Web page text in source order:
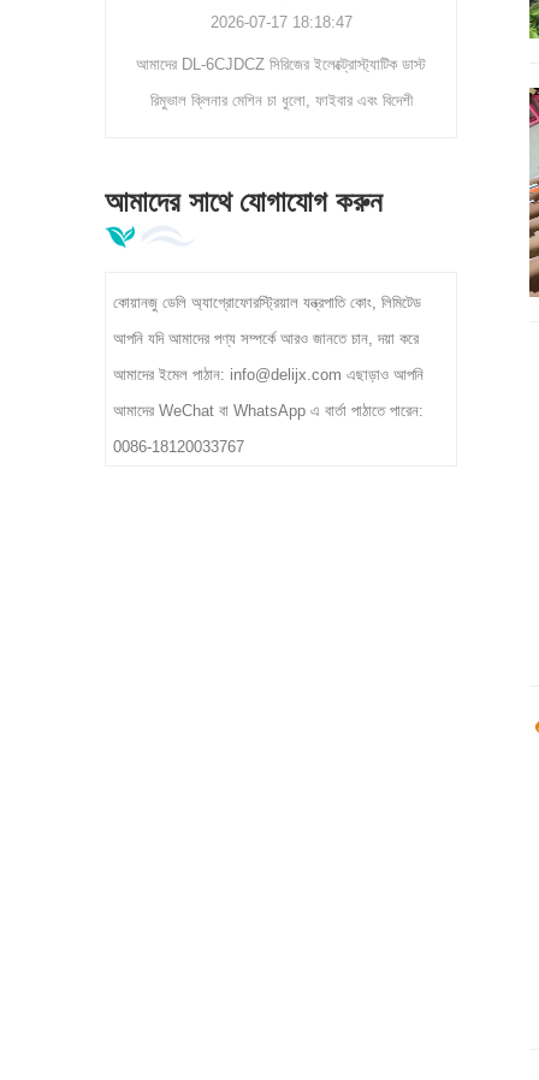
2026-07-17 18:18:47
আমাদের DL-6CJDCZ সিরিজের ইলেক্ট্রোস্ট্যাটিক ডাস্ট
রিমুভাল ক্লিনার মেশিন চা ধুলো, ফাইবার এবং বিদেশী
ক্ষমতা, 380V শিল্প ভোল্টেজ, চা প্রাথমিক প্রক্রিয়াকরণ
কারখানার জন্য আদর্শ সমর্থন করে।
2026-07-
কীভাবে খাদ্য-গ্রেড ম্যাচা
সামঞ্জস্যপূর্ণ সূক্ষ্মতা,
প্রক্রিয়াকরণ সহ বড় আকারের
তা
আমাদের সাথে যোগাযোগ করুন
কোয়ানজু ডেলি অ্যাগ্রোফোরস্ট্রিয়াল যন্ত্রপাতি কোং, লিমিটেড
আপনি যদি আমাদের পণ্য সম্পর্কে আরও জানতে চান, দয়া করে
আমাদের ইমেল পাঠান: info@delijx.com এছাড়াও আপনি
আমাদের WeChat বা WhatsApp এ বার্তা পাঠাতে পারেন:
0086-18120033767